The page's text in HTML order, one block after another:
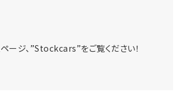
ージ、”Stockcars”をご覧ください！